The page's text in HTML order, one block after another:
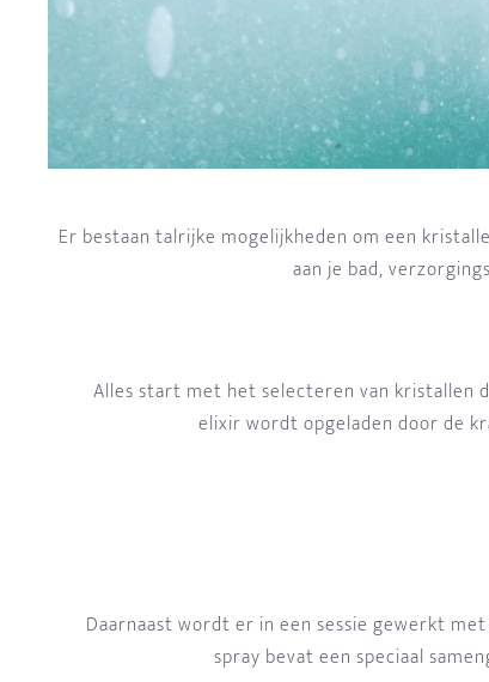
Er bestaan talrijke mogelijkheden om een
aan je bad,
Alles start met het selecteren van kristallen
elixir wordt opgeladen door de
Daarnaast wordt er in een sessie gewerkt met
spray bevat een speciaal